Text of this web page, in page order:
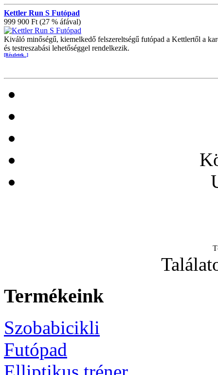
Kettler Run S Futópad
999 900 Ft (27 % áfával)
Kiváló minőségű, kiemelkedő felszereltségű futópad a Kettlertől a
és testreszabási lehetőséggel rendelkezik.
[Részletek...]
Termékeink
Szobabicikli
Futópad